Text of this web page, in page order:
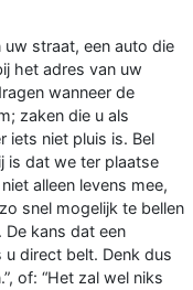
straat, een auto die
het adres van uw
wanneer de
zaken die u als
iets niet pluis is. Bel
is dat we ter plaatse
alleen levens mee,
snel mogelijk te bellen
kans dat een
direct belt. Denk dus
of: “Het zal wel niks